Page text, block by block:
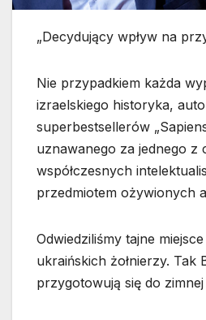
„Decydujący wpływ na
Nie przypadkiem każda
izraelskiego historyka,
superbestsellerów
uznawanego za jednego z
współczesnych
przedmiotem ożywionych
Odwiedziliśmy tajne
ukraińskich żołnierzy. Tak
przygotowują się do